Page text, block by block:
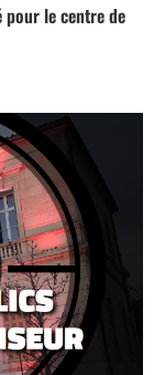
le centre de